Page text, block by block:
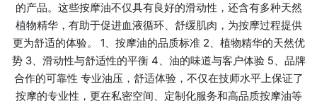
的产品。这些按摩油不仅具有良好的滑动性，还含有多种天然
植物精华，有助于促进血液循环、舒缓肌肉，为按摩过程提供
更为舒适的体验。 1、按摩油的品质标准 2、植物精华的天然优
势 3、滑动性与舒适性的平衡 4、油的味道与客户体验 5、品牌
合作的可靠性 专业油压，舒适体验，不仅在技师水平上保证了
按摩的专业性，更在私密空间、定制化服务和高品质按摩油等